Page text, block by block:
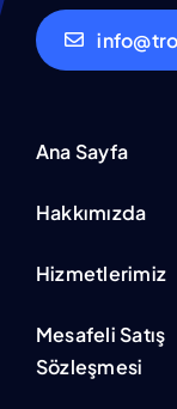
Ana Sayfa
Hakkımızda
Hizmetlerimiz
Mesafeli Satış
Sözleşmesi